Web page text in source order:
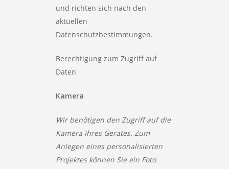
und richten sich nach den
aktuellen
Datenschutzbestimmungen.
Berechtigung zum Zugriff auf
Daten
Kamera
Wir benötigen den Zugriff auf die
Kamera Ihres Gerätes. Zum
Anlegen eines personalisierten
Projektes können Sie ein Foto